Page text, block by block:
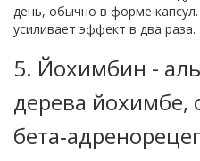
день, обычно в форме
усиливает эффект в два раза.
5. Йохимбин -
дерева